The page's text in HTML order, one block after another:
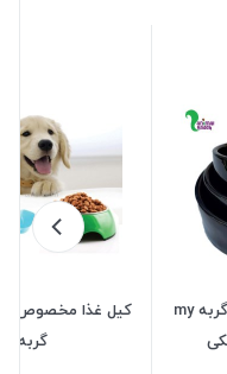
ظرف سرامیکی سگ و گربه my
کیل غذا مخصوص
گربه